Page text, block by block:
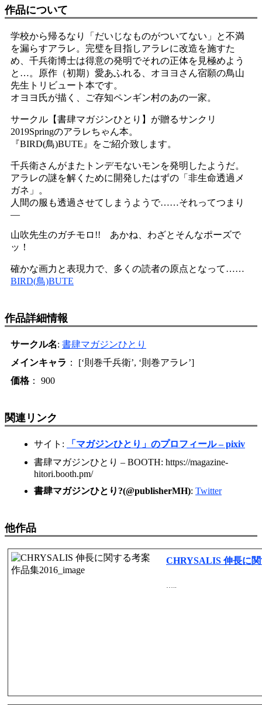
作品について
学校から帰るなり「だいじなものがついてない」と不満
を漏らすアラレ。完璧を目指しアラレに改造を施すた
め、千兵衛博士は得意の発明でそれの正体を見極めよう
と…。原作（初期）愛あふれる、オヨヨさん宿願の鳥山
先生トリビュート本です。
オヨヨ氏が描く、ご存知ペンギン村のあの一家。
サークル【書肆マガジンひとり】が贈るサンクリ
2019Springのアラレちゃん本。
『BIRD(鳥)BUTE』をご紹介致します。
千兵衛さんがまたトンデモないモンを発明したようだ。
アラレの謎を解くために開発したはずの「非生命透過メ
ガネ」。
人間の服も透過させてしまうようで……それってつまり
―
山吹先生のガチモロ!! あかね、わざとそんなポーズで
ッ！
確かな画力と表現力で、多くの読者の原点となって……
BIRD(鳥)BUTE
作品詳細情報
サークル名: 書肆マガジンひとり
メインキャラ ： [‘則巻千兵衛’, ‘則巻アラレ’]
価格： 900
関連リンク
サイト:
「マガジンひとり」のプロフィール – pixiv
書肆マガジンひとり – BOOTH: https://magazine-
hitori.booth.pm/
書肆マガジンひとり?(@publisherMH): Twitter
他作品
CHRYSALIS 伸長に
…..